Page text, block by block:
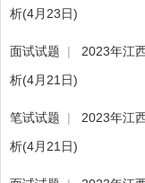
析(4月23日)
面试试题 |
2023年江
析(4月21日)
笔试试题 |
2023年江
析(4月21日)